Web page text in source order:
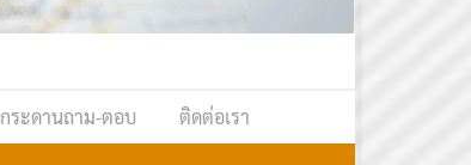
กระดานถาม-ตอบ ติดต่อเรา